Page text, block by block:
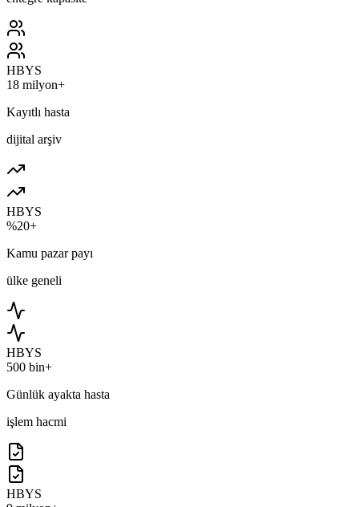
HBYS
18 milyon+
Kayıtlı hasta
dijital arşiv
HBYS
%20+
Kamu pazar payı
ülke geneli
HBYS
500 bin+
Günlük ayakta hasta
işlem hacmi
HBYS